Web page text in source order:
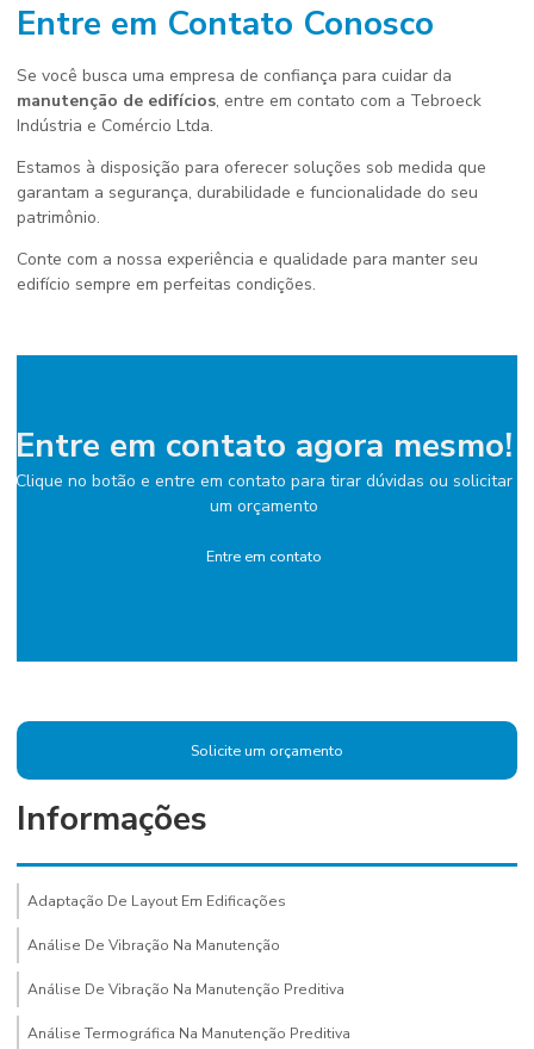
Entre em Contato Conosco
Se você busca uma empresa de confiança para cuidar da
manutenção de edifícios, entre em contato com a Tebroeck
Indústria e Comércio Ltda.
Estamos à disposição para oferecer soluções sob medida que
garantam a segurança, durabilidade e funcionalidade do seu
patrimônio.
Conte com a nossa experiência e qualidade para manter seu
edifício sempre em perfeitas condições.
Entre em contato agora mesmo!
Clique no botão e entre em contato para tirar dúvidas ou solicitar
um orçamento
Entre em contato
Solicite um orçamento
Informações
Adaptação De Layout Em Edificações
Análise De Vibração Na Manutenção
Análise De Vibração Na Manutenção Preditiva
Análise Termográfica Na Manutenção Preditiva